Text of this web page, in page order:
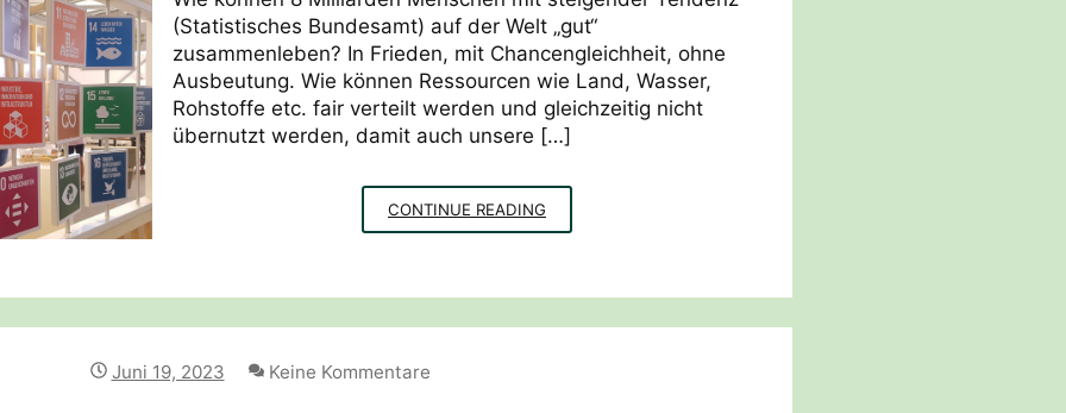
(Statistisches Bundesamt) auf der Welt „gut“
zusammenleben? In Frieden, mit Chancengleichheit, ohne
Ausbeutung. Wie können Ressourcen wie Land, Wasser,
Rohstoffe etc. fair verteilt werden und gleichzeitig nicht
übernutzt werden, damit auch unsere […]
CONTINUE READING
ENTWICKLUNG:
ZIELE
Juni 19, 2023 Keine Kommentare